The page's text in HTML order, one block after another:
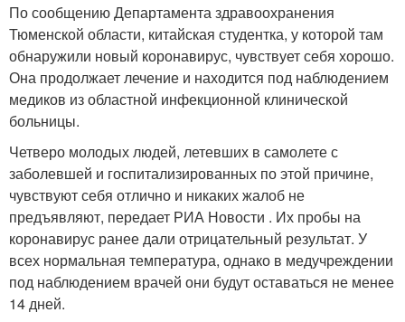
По сообщению Департамента здравоохранения
Тюменской области, китайская студентка, у которой там
обнаружили новый коронавирус, чувствует себя хорошо.
Она продолжает лечение и находится под наблюдением
медиков из областной инфекционной клинической
больницы.
Четверо молодых людей, летевших в самолете с
заболевшей и госпитализированных по этой причине,
чувствуют себя отлично и никаких жалоб не
предъявляют, передает РИА Новости . Их пробы на
коронавирус ранее дали отрицательный результат. У
всех нормальная температура, однако в медучреждении
под наблюдением врачей они будут оставаться не менее
14 дней.